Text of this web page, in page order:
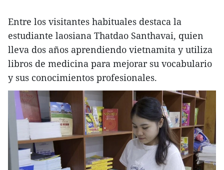
Entre los visitantes habituales destaca la
estudiante laosiana Thatdao Santhavai, quien
lleva dos años aprendiendo vietnamita y utiliza
libros de medicina para mejorar su vocabulario
y sus conocimientos profesionales.